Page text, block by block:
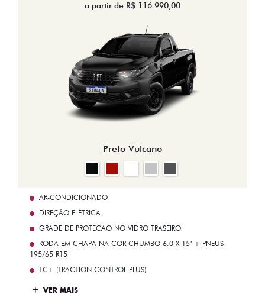
a partir de R$ 116.990,00
Preto Vulcano
AR-CONDICIONADO
DIREÇÃO ELÉTRICA
GRADE DE PROTECAO NO VIDRO TRASEIRO
RODA EM CHAPA NA COR CHUMBO 6.0 X 15" + PNEUS
195/65 R15
TC+ (TRACTION CONTROL PLUS)
VER MAIS